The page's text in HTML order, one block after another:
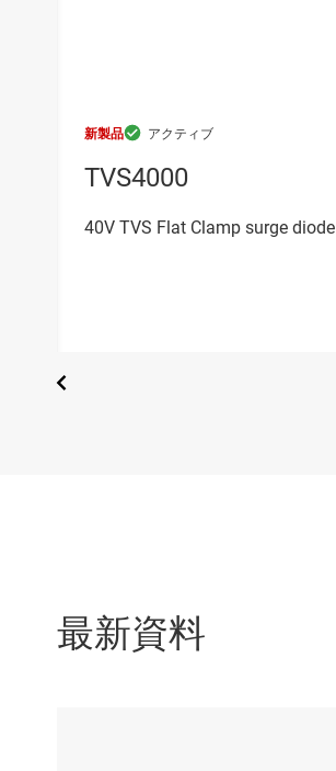
新製品
TVS4000
40V TVS Flat Clamp surge diode
最新資料